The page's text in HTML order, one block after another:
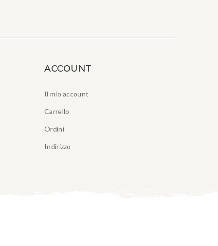
ACCOUNT
Il mio account
Carrello
Ordini
Indirizzo